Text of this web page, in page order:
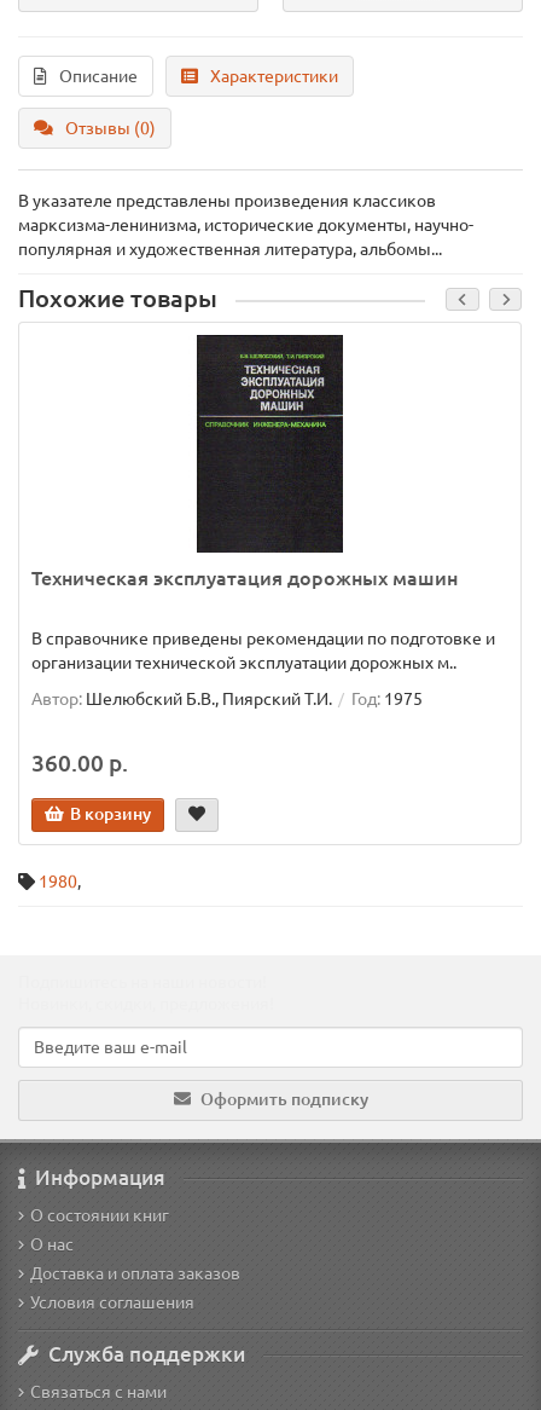
Описание Характеристики
Отзывы (0)
В указателе представлены произведения классиков
марксизма-ленинизма, исторические документы, научно-
популярная и художественная литература, альбомы...
Похожие товары
Техническая эксплуатация дорожных машин
В справочнике приведены рекомендации по подготовке и
организации технической эксплуатации дорожных м..
Автор: Шелюбский Б.В., Пиярский Т.И. Год: 1975
360.00 р.
В корзину
1980,
Оформить подписку
Информация
О состоянии книг
О нас
Доставка и оплата заказов
Условия соглашения
Служба поддержки
Связаться с нами